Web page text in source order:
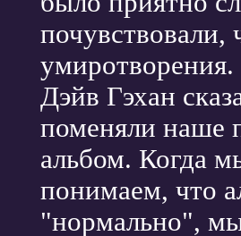
почувствовали,
умиротворения.
Дэйв Гэхан
поменяли наше
альбом. Когда
понимаем, что
"нормально",